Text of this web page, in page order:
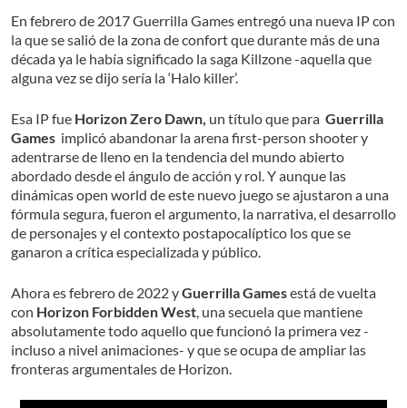
En febrero de 2017 Guerrilla Games entregó una nueva IP con
la que se salió de la zona de confort que durante más de una
década ya le había significado la saga Killzone -aquella que
alguna vez se dijo sería la ‘Halo killer’.
Esa IP fue Horizon Zero Dawn, un título que para Guerrilla
Games implicó abandonar la arena first-person shooter y
adentrarse de lleno en la tendencia del mundo abierto
abordado desde el ángulo de acción y rol. Y aunque las
dinámicas open world de este nuevo juego se ajustaron a una
fórmula segura, fueron el argumento, la narrativa, el desarrollo
de personajes y el contexto postapocalíptico los que se
ganaron a crítica especializada y público.
Ahora es febrero de 2022 yGuerrilla Gamesestá de vuelta
con Horizon Forbidden West, una secuela que mantiene
absolutamente todo aquello que funcionó la primera vez -
incluso a nivel animaciones- y que se ocupa de ampliar las
fronteras argumentales de Horizon.